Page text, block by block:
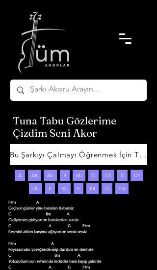
Tuna Tabu Gözlerime
Çizdim Seni Akor
Bu Şarkıyı Çalmayı Öğrenmek İçin Tıklayın
A A# Ab B Bb C C# D D#
Db E Eb F F# G G#
F#m                     A
Geçiyor günler yine benden habersiz
G                                   Bm                A
Gidiyorum gidiyorum buralardan sensiz
G                                      A                 G            F#m
Resmini aldım karşıma ağlıyorum sessiz sessiz
F#m                                    A
Poyrazımdın yüreğimde esip durdun en derinde
G                                            Bm                  A
Yolcuydum son seferinde indirdin beni kayıp şehirde
G                                      A                 G            F#m